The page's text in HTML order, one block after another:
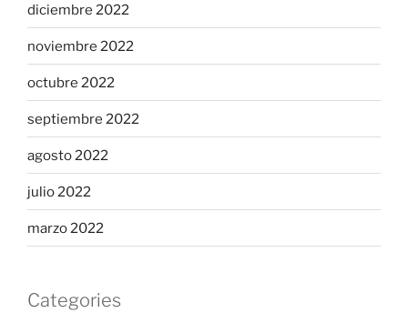
diciembre 2022
noviembre 2022
octubre 2022
septiembre 2022
agosto 2022
julio 2022
marzo 2022
Categories